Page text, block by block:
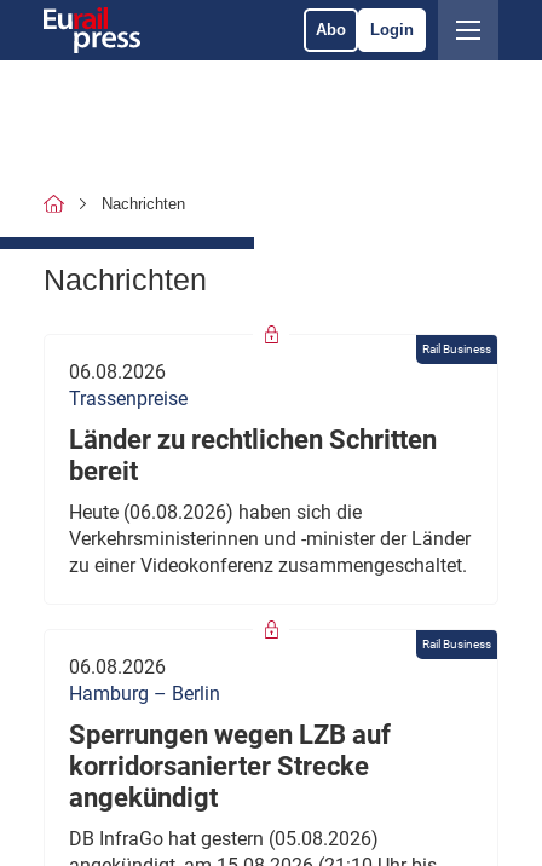
Abo Login
Nachrichten
Nachrichten
Rail Business
06.08.2026
Trassenpreise
Länder zu rechtlichen Schritten
bereit
Heute (06.08.2026) haben sich die
Verkehrsministerinnen und -minister der Länder
zu einer Videokonferenz zusammengeschaltet.
Rail Business
06.08.2026
Hamburg – Berlin
Sperrungen wegen LZB auf
korridorsanierter Strecke
angekündigt
DB InfraGo hat gestern (05.08.2026)